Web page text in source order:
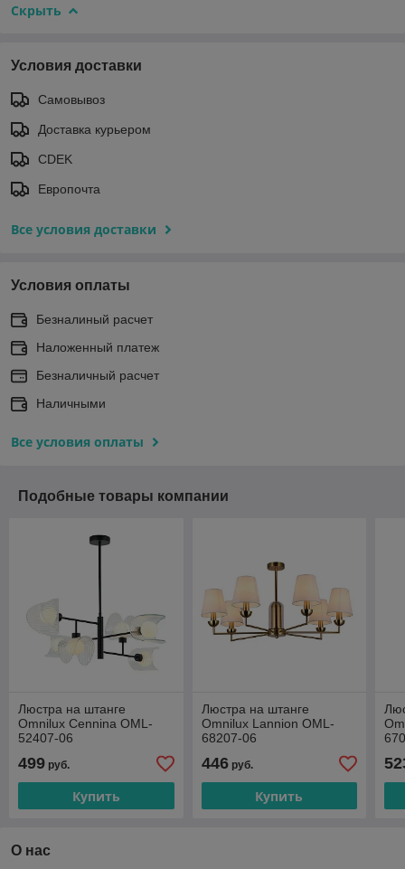
Скрыть
Условия доставки
Самовывоз
Доставка курьером
CDEK
Европочта
Все условия доставки
Условия оплаты
Безналиный расчет
Наложенный платеж
Безналичный расчет
Наличными
Все условия оплаты
Подобные товары компании
Люстра на штанге
Omnilux Cennina OML-
52407-06
499 руб.
Купить
Люстра на штанге
Omnilux Lannion OML-
68207-06
446руб.
Купить
О нас